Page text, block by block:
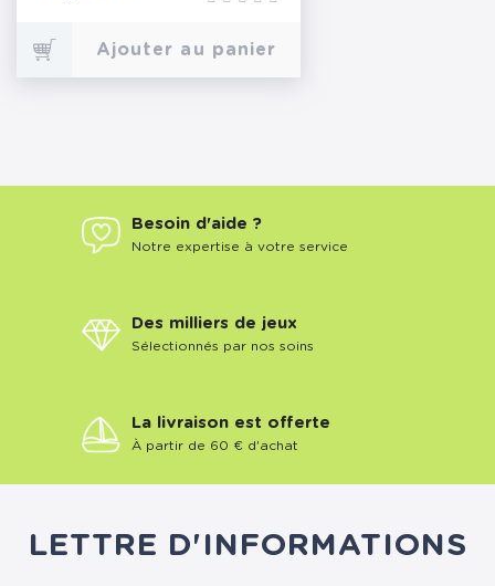
Ajouter au panier
Besoin d'aide ?
Notre expertise à votre service
Des milliers de jeux
Sélectionnés par nos soins
La livraison est offerte
À partir de 60 € d'achat
LETTRE D'INFORMATIONS